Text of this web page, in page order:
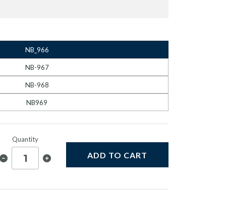
NB_966
NB-967
NB-968
NB969
Quantity
ADD TO CART